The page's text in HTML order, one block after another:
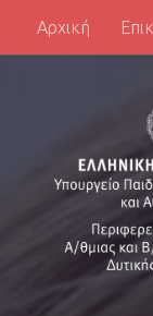
Skip to content
Αρχική